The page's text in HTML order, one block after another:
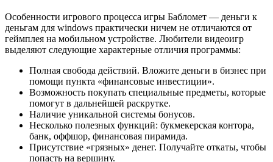
Особенности игрового процесса игры Бабломет — деньги к
деньгам для windows практически ничем не отличаются от
геймплея на мобильном устройстве. Любители видеоигр
выделяют следующие характерные отличия программы:
Полная свобода действий. Вложите деньги в бизнес при
помощи пункта «финансовые инвестиции».
Возможность покупать специальные предметы, которые
помогут в дальнейшей раскрутке.
Наличие уникальной системы бонусов.
Несколько полезных функций: букмекерская контора,
банк, оффшор, финансовая пирамида.
Присутствие «грязных» денег. Получайте откаты, чтобы
попасть на вершину.